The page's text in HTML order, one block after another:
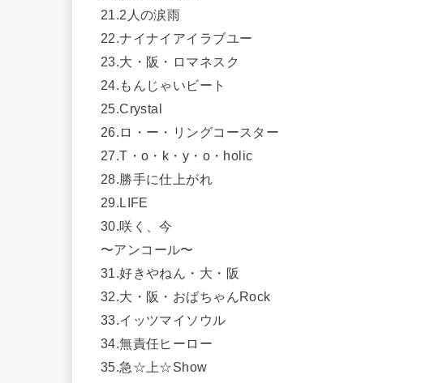
21.2人の涙雨
22.ナイナイアイラブユー
23.大・阪・ロマネスク
24.もんじゃいビート
25.Crystal
26.ロ・ー・リングコースター
27.T・o・k・y・o・holic
28.勝手に仕上がれ
29.LIFE
30.咲く、今
〜アンコール〜
31.好きやねん・大・阪
32.大・阪・おばちゃんRock
33.イッツマイソウル
34.無責任ヒーロー
35.急☆上☆Show